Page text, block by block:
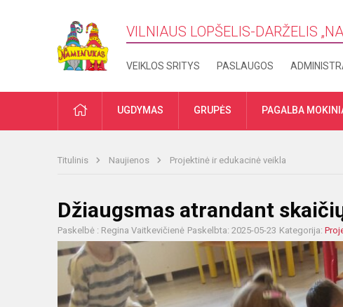
VILNIAUS LOPŠELIS-DARŽELIS
VEIKLOS SRITYS PASLAUGOS
PRADŽIAUGDYMAS GRUPĖS PAGALBA
Titulinis Naujienos Projektinė ir edukacinė veikla
Džiaugsmas atrandant
Paskelbė : Regina Vaitkevičienė Paskelbta: 2025-05-23 Kategorija: